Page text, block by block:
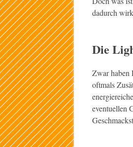
dadurch
Die
Zwar haben
oftmals
eventuellen